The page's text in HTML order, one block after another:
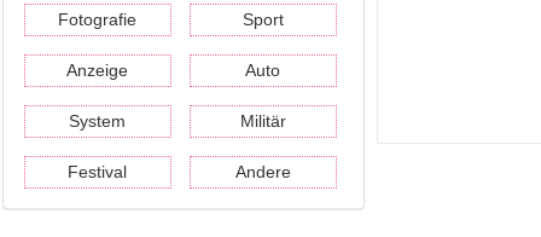
Fotografie Sport
Anzeige Auto
System Militär
Festival Andere